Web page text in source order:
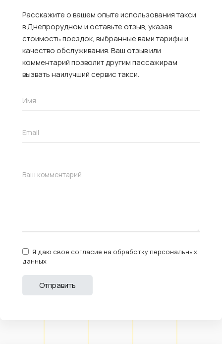
Расскажите о вашем опыте использования такси
в Днепрорудном и оставьте отзыв, указав
стоимость поездок, выбранные вами тарифы и
качество обслуживания. Ваш отзыв или
комментарий позволит другим пассажирам
вызвать наилучший сервис такси.
Я даю свое согласие на обработку персональных
данных